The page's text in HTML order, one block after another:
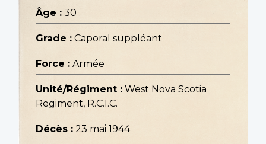
Âge : 30
Grade : Caporal suppléant
Force : Armée
Unité/Régiment : West Nova Scotia
Regiment, R.C.I.C.
Décès : 23 mai 1944